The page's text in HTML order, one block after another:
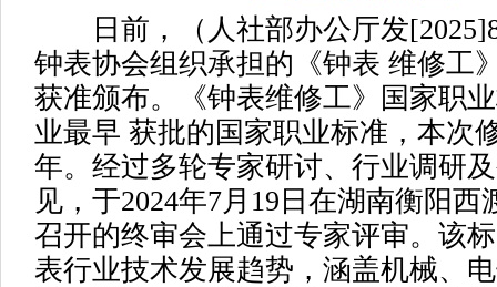
日前，（人社部办公厅发[2025]
钟表协会组织承担的《钟表 维修工
获准颁布。《钟表维修工》国家职
业最早 获批的国家职业标准，本次
年。经过多轮专家研讨、行业调研
见，于2024年7月19日在湖南衡阳西
召开的终审会上通过专家评审。该
表行业技术发展趋势，涵盖机械、